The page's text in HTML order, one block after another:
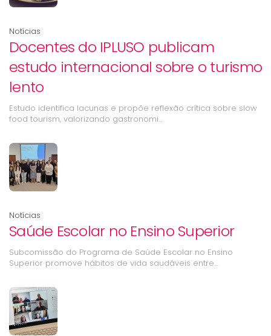
Notícias
Docentes do IPLUSO publicam
estudo internacional sobre o turismo
lento
Estudo identifica lacunas e propõe reflexão crítica sobre slow
food tourism, valorizando gastronomi…
Notícias
Saúde Escolar no Ensino Superior
Subcomissão do Programa de Saúde Escolar no Ensino
Superior promove hábitos de vida saudáveis entre…